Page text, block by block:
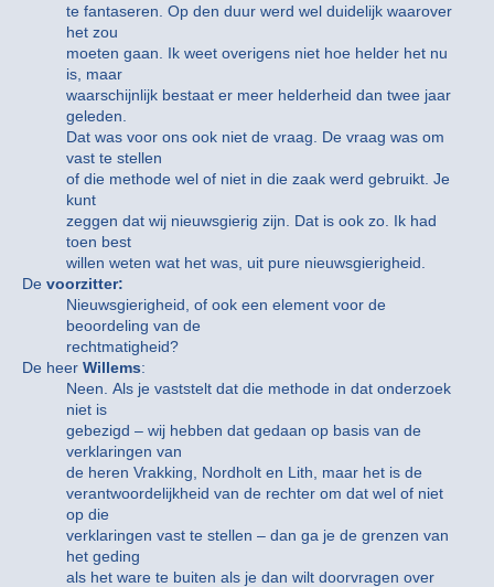
te fantaseren. Op den duur werd wel duidelijk waarover
het zou
moeten gaan. Ik weet overigens niet hoe helder het nu
is, maar
waarschijnlijk bestaat er meer helderheid dan twee jaar
geleden.
Dat was voor ons ook niet de vraag. De vraag was om
vast te stellen
of die methode wel of niet in die zaak werd gebruikt. Je
kunt
zeggen dat wij nieuwsgierig zijn. Dat is ook zo. Ik had
toen best
willen weten wat het was, uit pure nieuwsgierigheid.
De voorzitter:
Nieuwsgierigheid, of ook een element voor de
beoordeling van de
rechtmatigheid?
De heer Willems:
Neen. Als je vaststelt dat die methode in dat onderzoek
niet is
gebezigd – wij hebben dat gedaan op basis van de
verklaringen van
de heren Vrakking, Nordholt en Lith, maar het is de
verantwoordelijkheid van de rechter om dat wel of niet
op die
verklaringen vast te stellen – dan ga je de grenzen van
het geding
als het ware te buiten als je dan wilt doorvragen over